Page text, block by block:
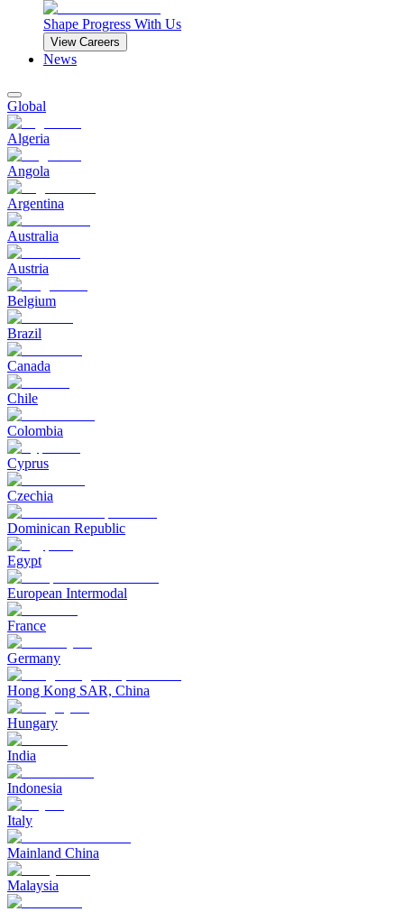
Shape Progress With Us
View Careers
News
Global
Algeria
Angola
Argentina
Australia
Austria
Belgium
Brazil
Canada
Chile
Colombia
Cyprus
Czechia
Dominican Republic
Egypt
European Intermodal
France
Germany
Hong Kong SAR, China
Hungary
India
Indonesia
Italy
Mainland China
Malaysia